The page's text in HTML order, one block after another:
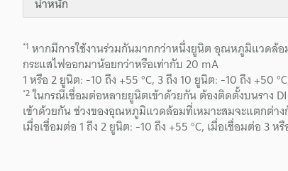
*1 หากมีการใช้งานร่วมกันมากกว่าหนึ่งยูนิต อุณหภูมิแวดล้อ
กระแสไฟออกมาน้อยกว่าหรือเท่ากับ 20 mA
1 หรือ 2 ยูนิต: -10 ถึง +55 °C, 3 ถึง 10 ยูนิต: -10 ถึง +50
*2ในกรณีเชื่อมต่อหลายยูนิตเข้าด้วยกัน ต้องติดตั้งบนราง
เข้าด้วยกัน ช่วงของอุณหภูมิแวดล้อมที่เหมาะสมจะแตกต่า
เมื่อเชื่อมต่อ 1 ถึง 2 ยูนิต: -10 ถึง +55 °C, เมื่อเชื่อมต่อ 3 ห